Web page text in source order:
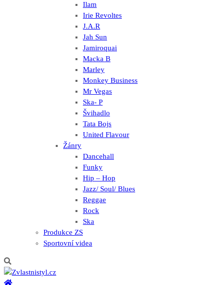
Ilam
Irie Revoltes
J.A.R
Jah Sun
Jamiroquai
Macka B
Marley
Monkey Business
Mr Vegas
Ska- P
Švihadlo
Tata Bojs
United Flavour
Žánry
Dancehall
Funky
Hip – Hop
Jazz/ Soul/ Blues
Reggae
Rock
Ska
Produkce ZS
Sportovní videa